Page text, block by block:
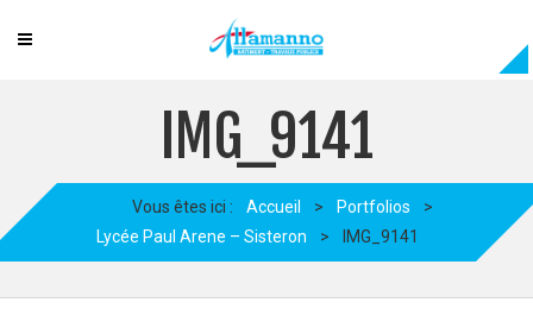
IMG_9141
Vous êtes ici : Accueil > Portfolios
>
Lycée Paul Arene – Sisteron
> IMG_9141